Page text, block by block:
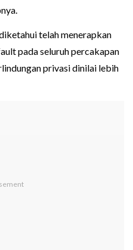
telah menerapkan
pada seluruh percakapan
privasi dinilai lebih